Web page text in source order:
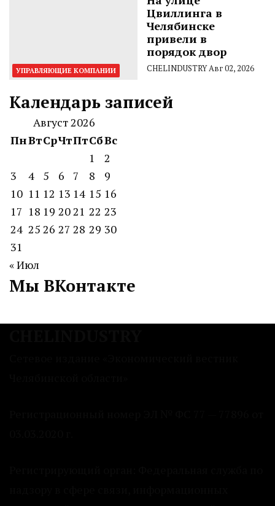
УПРАВЛЯЮЩИЕ КОМПАНИИ
Цвиллинга в
Челябинске
привели в
порядок двор
CHELINDUSTRYАвг 02, 2026
Календарь записей
Август 2026
ПнВтСрЧтПтСбВс
1
2
3
4 5 6 7 8
9
10 11 12 13 14 15 16
17 18 19 2021 22 23
24 25 26 27 28 29 30
31
« Июл
Мы ВКонтакте